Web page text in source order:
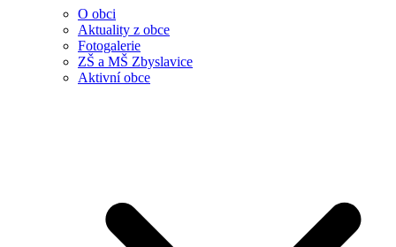
O obci
Aktuality z obce
Fotogalerie
ZŠ a MŠ Zbyslavice
Aktivní obce